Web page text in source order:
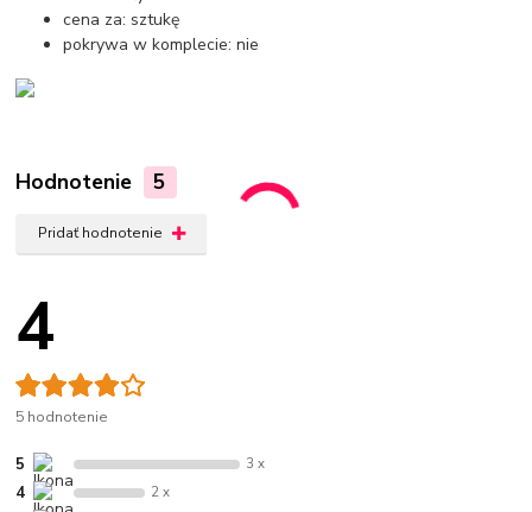
cena za: sztukę
pokrywa w komplecie: nie
Hodnotenie 5
Pridať hodnotenie
4
5 hodnotenie
5 3 x
4 2 x